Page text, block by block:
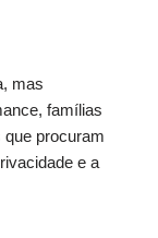
mas
famílias
procuram
e a